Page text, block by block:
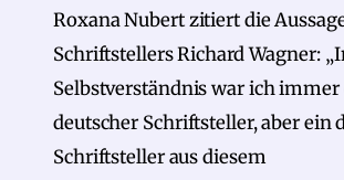
Roxana Nubert zitiert die
Schriftstellers Richard Wagner:
Selbstverständnis war ich immer
deutscher Schriftsteller, aber ein
Schriftsteller aus diesem